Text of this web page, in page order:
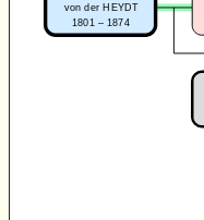
von der HEYDT
1801 – 1874